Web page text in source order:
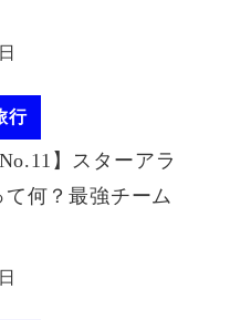
行
】スターアラ
て何？最強チーム